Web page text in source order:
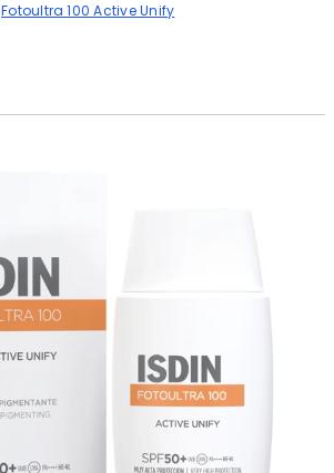
Fotoultra 100 Active Unify